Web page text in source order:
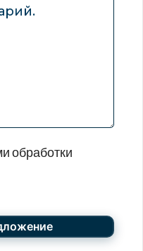
обработки